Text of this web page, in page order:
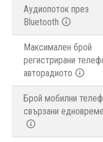
Аудиопоток през
Bluetooth
Максимален брой
регистрирани
авторадиото
Брой мобилни
свързани